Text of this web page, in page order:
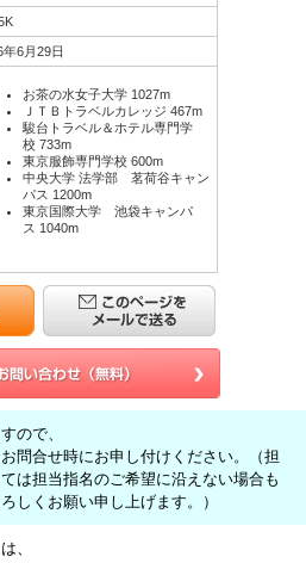
年6月29日
お茶の水女子大学 1027m
ＪＴＢトラベルカレッジ 467m
駿台トラベル＆ホテル専門学
校 733m
東京服飾専門学校 600m
中央大学 法学部 茗荷谷キャン
パス 1200m
東京国際大学 池袋キャンパ
ス 1040m
ので、
問合せ時にお申し付けください。（担
は担当指名のご希望に沿えない場合も
しくお願い申し上げます。）
、